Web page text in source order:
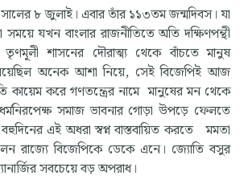
৮ জুলাই। এবার তাঁর ১১৩তম জন্মদিবস। যা
যখন বাংলার রাজনীতিতে অতি দক্ষিণপন্থী
শাসনের দৌরাত্ম্য থেকে বাঁচতে মানুষ
অনেক আশা নিয়ে, সেই বিজেপিই আজ
কায়েম করে গণতন্ত্রের নামে মানুষের মন থেকে
সমাজ ভাবনার গোড়া উপড়ে ফেলতে
এই অধরা স্বপ্ন বাস্তবায়িত করতে মমতা
রাজ্যে বিজেপিকে ডেকে এনে। জ্যোতি বসুর
সবচেয়ে বড় অপরাধ।